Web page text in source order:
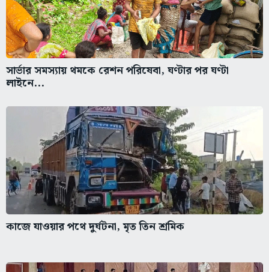
সার্ভার সমস্যায় থমকে রেশন পরিষেবা, ঘণ্টার পর ঘণ্টা
লাইনে...
কাজে যাওয়ার পথে দুর্ঘটনা, মৃত তিন শ্রমিক